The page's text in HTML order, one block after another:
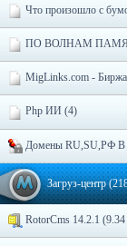
Что произошло с
ПО ВОЛНАМ
MigLinks.com -
Php ИИ (4)
Домены RU,SU,РФ
Загруз-центр
RotorCms 14.2.1